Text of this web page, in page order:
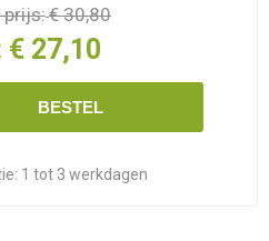
prijs:€ 30,80
€ 27,10
BESTEL
1 tot 3 werkdagen